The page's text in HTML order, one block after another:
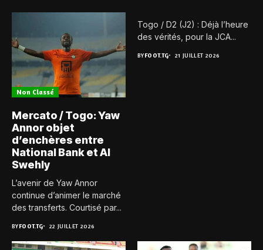
Non Classé
Mercato / Togo: Yaw
Annor objet
d’enchères entre
National Bank et Al
Swehly
L’avenir de Yaw Annor
continue d’animer le marché
des transferts. Courtisé par...
BYFOOT.TG 22 JUILLET 2026
Togo / D2 (J2) : Déjà l’heure
des vérités, pour la JCA...
BYFOOT.TG 21 JUILLET 2026